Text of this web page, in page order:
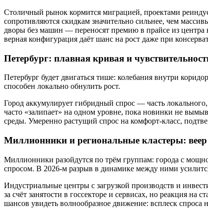
Столичный рынок кормится миграцией, проектами
сопротивляются скидкам значительно сильнее, чем
дворы без машин — переносят премию в прайсе из центра
верная конфигурация даёт шанс на рост даже при
Петербург: плавная кривая и
Петербург будет двигаться тише: колебания внутри
способен локально обнулить рост.
Город аккумулирует гибридный спрос — часть
часто «залипает» на одном уровне, пока новинки не
среды. Умеренно растущий спрос на комфорт-класс,
Миллионники и региональные кластеры: веер
Миллионники разойдутся по трём группам: города с
спросом. В 2026-м разрыв в динамике между ними
Индустриальные центры с загрузкой производств и
за счёт занятости в госсекторе и сервисах, но реакция на
шансов увидеть волнообразное движение: всплеск